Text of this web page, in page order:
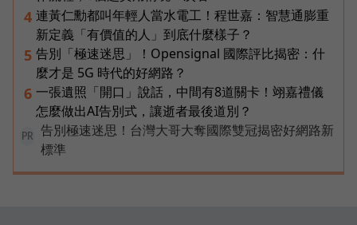
4 連黃仁勳都叫年輕人當水電工！程世嘉：智慧通膨重
新定義「有價值的人」到底什麼樣子？
5 告別「極速迷思」！Opensignal 國際評比揭密：什
麼才是 5G 時代的好網路？
6 一張遺照「開口」說話，中間有8道關卡！翊嘉禮儀
怎麼做出AI告別式，讓逝者最後道別？
PR
告別極速迷思！台灣大哥大奪國際雙冠揭密好網路新
標準